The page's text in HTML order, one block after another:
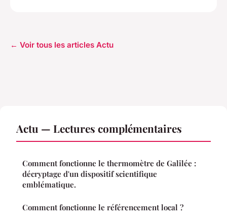
← Voir tous les articles Actu
Actu — Lectures complémentaires
Comment fonctionne le thermomètre de Galilée :
décryptage d'un dispositif scientifique
emblématique.
Comment fonctionne le référencement local ?